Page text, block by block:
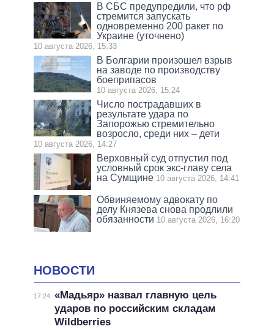
В СБС предупредили, что рф
стремится запускать
одновременно 200 ракет по
Украине (уточнено)
10 августа 2026, 15:33
В Болгарии произошел взрыв
на заводе по производству
боеприпасов
10 августа 2026, 15:24
Число пострадавших в
результате удара по
Запорожью стремительно
возросло, среди них – дети
10 августа 2026, 14:27
Верховный суд отпустил под
условный срок экс-главу села
на Сумщине 10 августа 2026, 14:41
Обвиняемому адвокату по
делу Князева снова продлили
обязанности 10 августа 2026, 16:20
НОВОСТИ
17:24 «Мадьяр» назвал главную цель
ударов по российским складам
Wildberries